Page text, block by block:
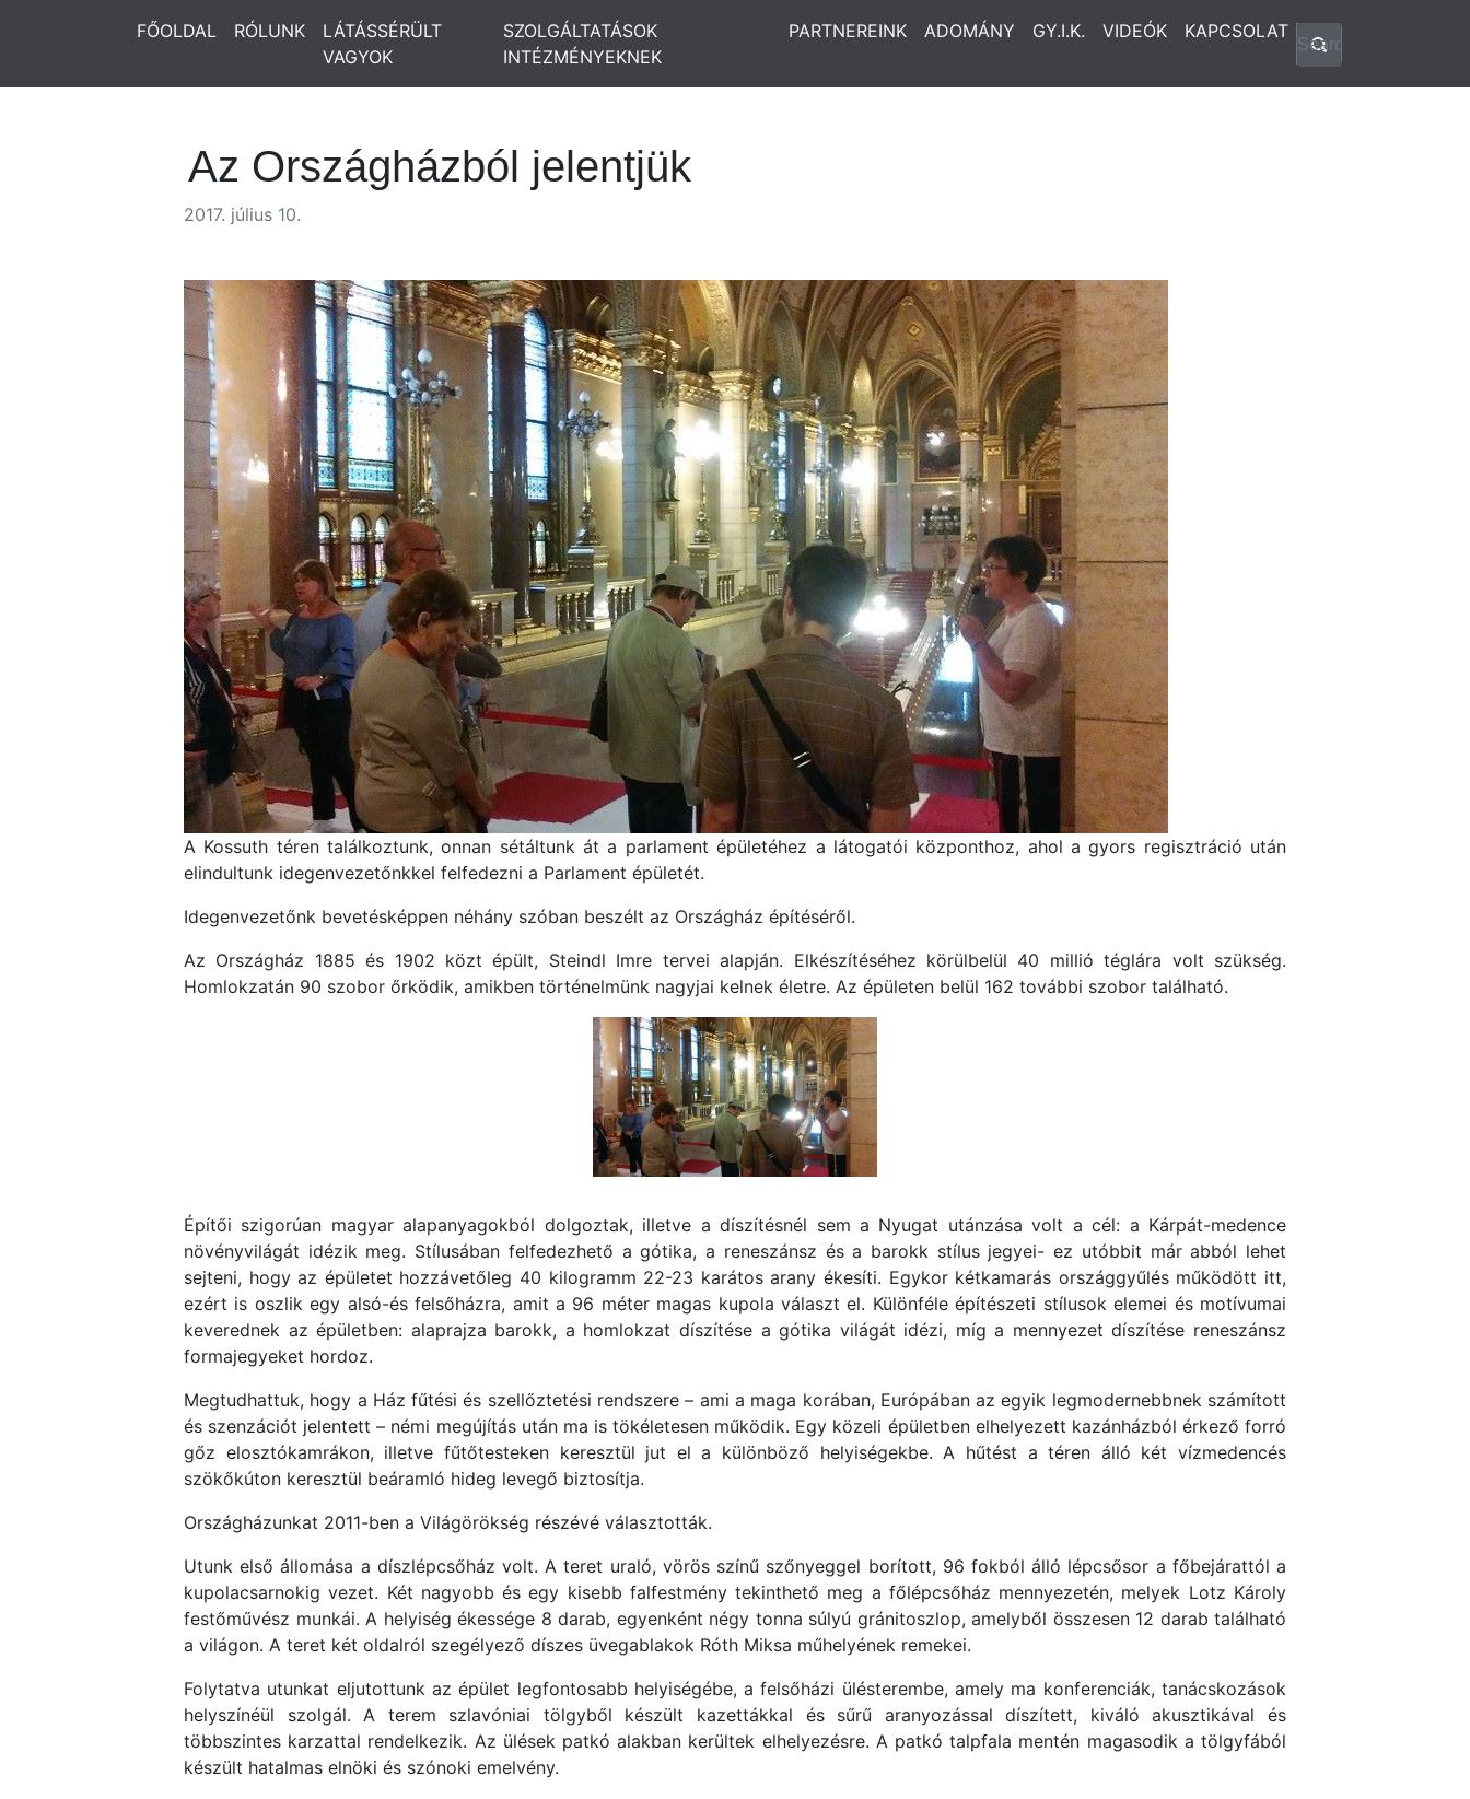
FŐOLDAL RÓLUNK
LÁTÁSSÉRÜLT
VAGYOK
SZOLGÁLTATÁSOK
INTÉZMÉNYEKNEK
PARTNEREINK ADOMÁNY GY.I.K. VIDEÓK KAPCSOLAT
Az Országházból jelentjük
2017. július 10.
A Kossuth téren találkoztunk, onnan sétáltunk át a parlament épületéhez a látogatói központhoz, ahol a gyors regisztráció után
elindultunk idegenvezetőnkkel felfedezni a Parlament épületét.
Idegenvezetőnk bevetésképpen néhány szóban beszélt az Országház építéséről.
Az Országház 1885 és 1902 közt épült, Steindl Imre tervei alapján. Elkészítéséhez körülbelül 40 millió téglára volt szükség.
Homlokzatán 90 szobor őrködik, amikben történelmünk nagyjai kelnek életre. Az épületen belül 162 további szobor található.
Építői szigorúan magyar alapanyagokból dolgoztak, illetve a díszítésnél sem a Nyugat utánzása volt a cél: a Kárpát-medence
növényvilágát idézik meg. Stílusában felfedezhető a gótika, a reneszánsz és a barokk stílus jegyei- ez utóbbit már abból lehet
sejteni, hogy az épületet hozzávetőleg 40 kilogramm 22-23 karátos arany ékesíti. Egykor kétkamarás országgyűlés működött itt,
ezért is oszlik egy alsó-és felsőházra, amit a 96 méter magas kupola választ el. Különféle építészeti stílusok elemei és motívumai
keverednek az épületben: alaprajza barokk, a homlokzat díszítése a gótika világát idézi, míg a mennyezet díszítése reneszánsz
formajegyeket hordoz.
Megtudhattuk, hogy a Ház fűtési és szellőztetési rendszere – ami a maga korában, Európában az egyik legmodernebbnek számított
és szenzációt jelentett – némi megújítás után ma is tökéletesen működik. Egy közeli épületben elhelyezett kazánházból érkező forró
gőz elosztókamrákon, illetve fűtőtesteken keresztül jut el a különböző helyiségekbe. A hűtést a téren álló két vízmedencés
szökőkúton keresztül beáramló hideg levegő biztosítja.
Országházunkat 2011-ben a Világörökség részévé választották.
Utunk első állomása a díszlépcsőház volt. A teret uraló, vörös színű szőnyeggel borított, 96 fokból álló lépcsősor a főbejárattól a
kupolacsarnokig vezet. Két nagyobb és egy kisebb falfestmény tekinthető meg a főlépcsőház mennyezetén, melyek Lotz Károly
festőművész munkái. A helyiség ékessége 8 darab, egyenként négy tonna súlyú gránitoszlop, amelyből összesen 12 darab található
a világon. A teret két oldalról szegélyező díszes üvegablakok Róth Miksa műhelyének remekei.
Folytatva utunkat eljutottunk az épület legfontosabb helyiségébe, a felsőházi ülésterembe, amely ma konferenciák, tanácskozások
helyszínéül szolgál. A terem szlavóniai tölgyből készült kazettákkal és sűrű aranyozással díszített, kiváló akusztikával és
többszintes karzattal rendelkezik. Az ülések patkó alakban kerültek elhelyezésre. A patkó talpfala mentén magasodik a tölgyfából
készült hatalmas elnöki és szónoki emelvény.